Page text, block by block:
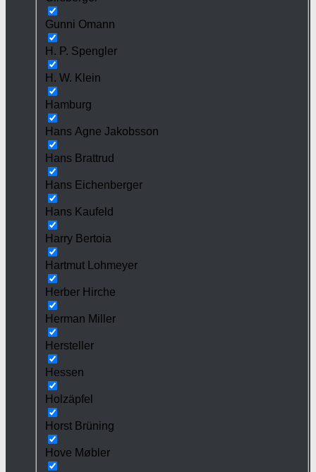
Gunni Omann
H. P. Spengler
H. W. Klein
Hamburg
Hans Agne Jakobsson
Hans Brattrud
Hans Eichenberger
Hans Kaufeld
Harry Bertoia
Hartmut Lohmeyer
Herber Hirche
Herman Miller
Hersteller
Hessen
Holzäpfel
Horst Brüning
Hove Møbler